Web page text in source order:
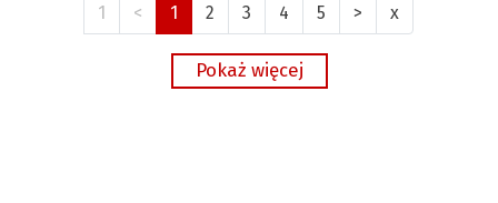
1 < 1 2 3 4 5 > x